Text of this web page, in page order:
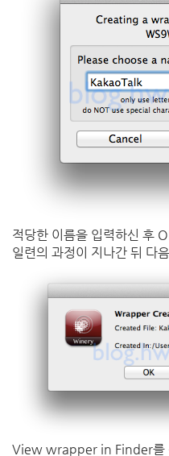
적당한 이름을 입력하신 후
일련의 과정이 지나간 뒤 다
View wrapper in Finder를